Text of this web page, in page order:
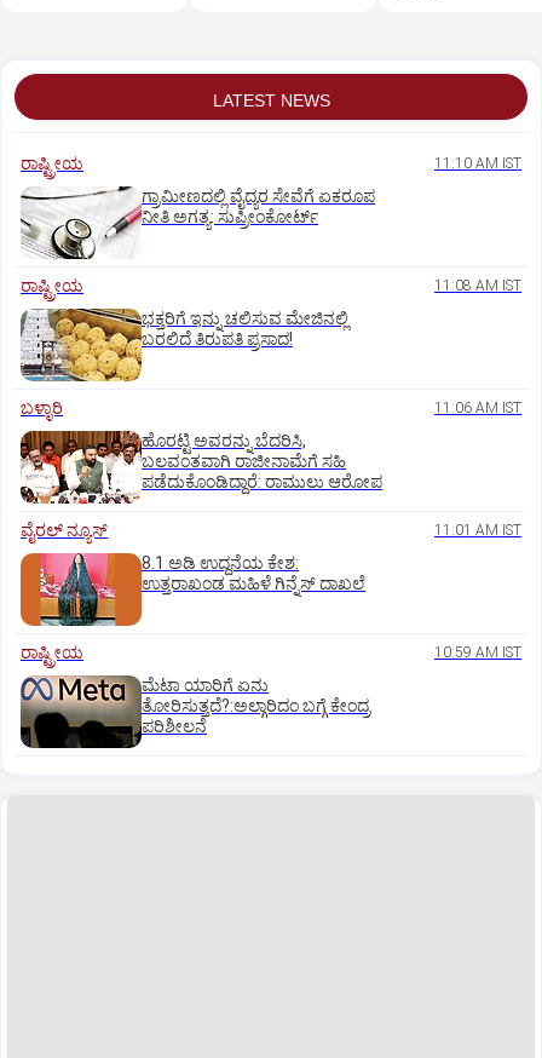
LATEST NEWS
ರಾಷ್ಟ್ರೀಯ 11:10 AM IST
ಗ್ರಾಮೀಣದಲ್ಲಿ ವೈದ್ಯರ ಸೇವೆಗೆ ಏಕರೂಪ
ನೀತಿ ಅಗತ್ಯ: ಸುಪ್ರೀಂಕೋರ್ಟ್‌
ರಾಷ್ಟ್ರೀಯ 11:08 AM IST
ಭಕ್ತರಿಗೆ ಇನ್ನು ಚಲಿಸುವ ಮೇಜಿನಲ್ಲಿ
ಬರಲಿದೆ ತಿರುಪತಿ ಪ್ರಸಾದ!
ಬಳ್ಳಾರಿ 11:06 AM IST
ಹೊರಟ್ಟಿ ಅವರನ್ನು ಬೆದರಿಸಿ,
ಬಲವಂತವಾಗಿ ರಾಜೀನಾಮೆಗೆ ಸಹಿ
ಪಡೆದುಕೊಂಡಿದ್ದಾರೆ: ರಾಮುಲು ಆರೋಪ
ವೈರಲ್ ನ್ಯೂಸ್ 11:01 AM IST
8.1 ಅಡಿ ಉದ್ದನೆಯ ಕೇಶ:
ಉತ್ತರಾಖಂಡ ಮಹಿಳೆ ಗಿನ್ನೆಸ್‌ ದಾಖಲೆ
ರಾಷ್ಟ್ರೀಯ 10:59 AM IST
ಮೆಟಾ ಯಾರಿಗೆ ಏನು
ತೋರಿಸುತ್ತದೆ?:ಅಲ್ಗಾರಿದಂ ಬಗ್ಗೆ ಕೇಂದ್ರ
ಪರಿಶೀಲನೆ